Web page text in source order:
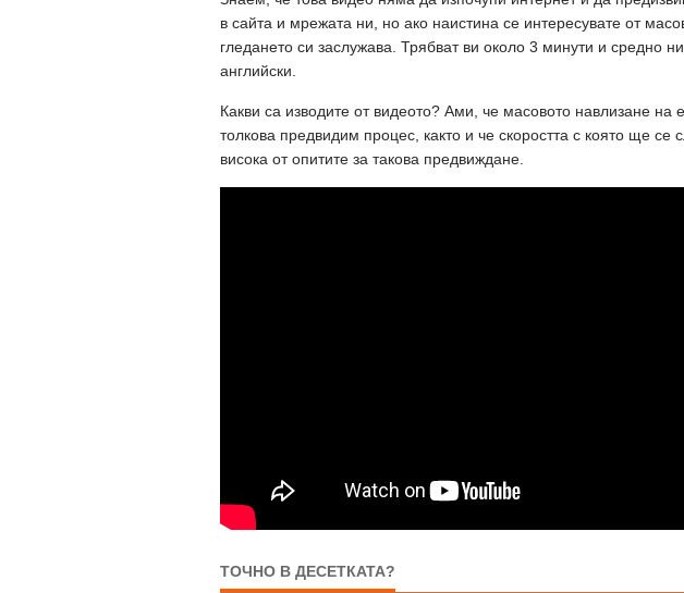
в сайта и мрежата ни, но ако наистина се интересувате от
гледането си заслужава. Трябват ви около 3 минути и средно
английски.
Какви са изводите от видеото? Ами, че масовото навлизане на
толкова предвидим процес, както и че скоростта с която ще
висока от опитите за такова предвиждане.
ТОЧНО В ДЕСЕТКАТА?